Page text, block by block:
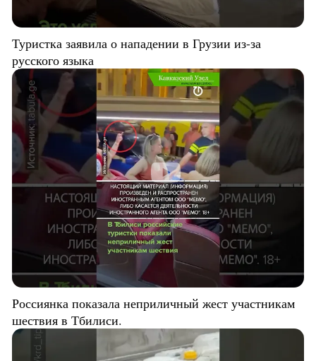
Туристка заявила о нападении в Грузии из-за
русского языка
Россиянка показала неприличный жест участникам
шествия в Тбилиси.